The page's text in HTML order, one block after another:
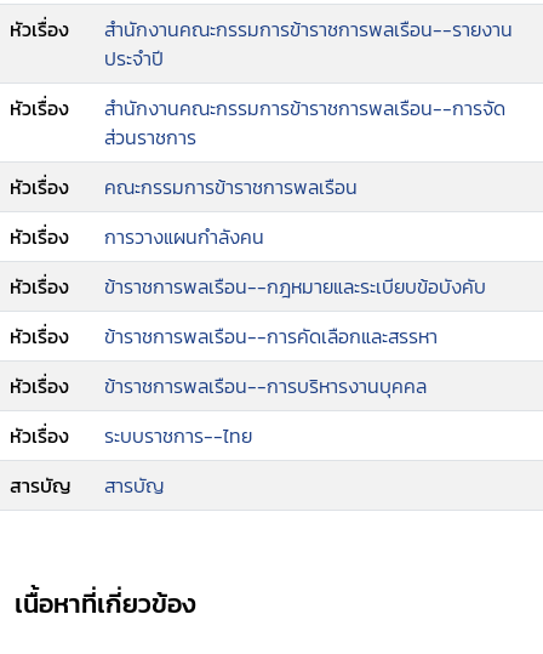
หัวเรื่อง
สำนักงานคณะกรรมการข้าราชการพลเรือน--รายงาน
ประจำปี
หัวเรื่อง
สำนักงานคณะกรรมการข้าราชการพลเรือน--การจัด
ส่วนราชการ
หัวเรื่อง
คณะกรรมการข้าราชการพลเรือน
หัวเรื่อง
การวางแผนกำลังคน
หัวเรื่อง
ข้าราชการพลเรือน--กฎหมายและระเบียบข้อบังคับ
หัวเรื่อง
ข้าราชการพลเรือน--การคัดเลือกและสรรหา
หัวเรื่อง
ข้าราชการพลเรือน--การบริหารงานบุคคล
หัวเรื่อง
ระบบราชการ--ไทย
สารบัญ
สารบัญ
เนื้อหาที่เกี่ยวข้อง